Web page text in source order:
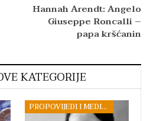
Hannah Arendt: Angelo
Giuseppe Roncalli –
papa kršćanin
KATEGORIJE
PROPOVIJEDI I MEDITACIJE